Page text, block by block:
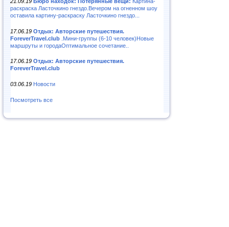
раскраска Ласточкино гнездо.Вечером на огненном шоу
оставила картину-раскраску Ласточкино гнездо...
17.06.19 Отдых: Авторские путешествия.
ForeverTravel.club .Мини-группы (6-10 человек)Новые
маршруты и городаОптимальное сочетание..
17.06.19 Отдых: Авторские путешествия.
ForeverTravel.club
03.06.19 Новости
Посмотреть все